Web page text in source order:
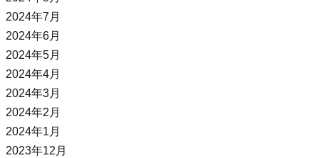
2024年7月
2024年6月
2024年5月
2024年4月
2024年3月
2024年2月
2024年1月
2023年12月